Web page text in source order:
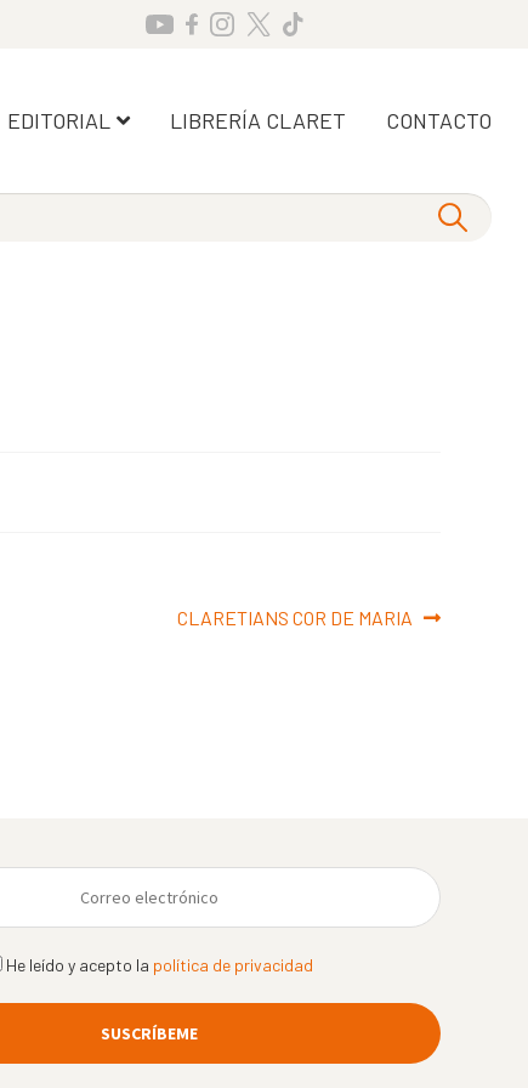
EDITORIAL LIBRERÍA CLARET CONTACTO
Siguiente:
CLARETIANS COR DE MARIA
He leído y acepto la política de privacidad